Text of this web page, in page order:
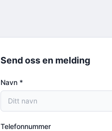
Send oss en melding
Navn*
Telefonnummer